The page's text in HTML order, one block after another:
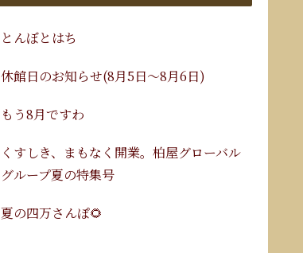
とんぼとはち
休館日のお知らせ(8月5日～8月6日)
もう8月ですわ
くすしき、まもなく開業。柏屋グローバル
グループ夏の特集号
夏の四万さんぽ🌻